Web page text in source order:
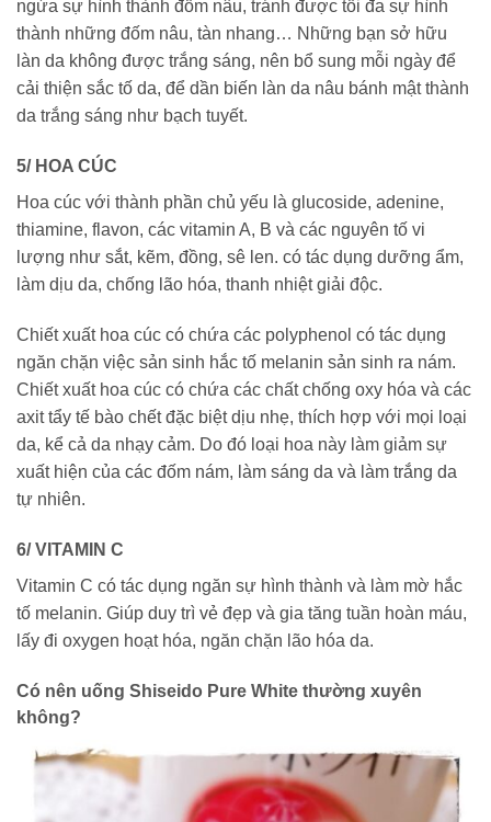
ngừa sự hình thành đốm nâu, tránh được tối đa sự hình
thành những đốm nâu, tàn nhang… Những bạn sở hữu
làn da không được trắng sáng, nên bổ sung mỗi ngày để
cải thiện sắc tố da, để dần biến làn da nâu bánh mật thành
da trắng sáng như bạch tuyết.
5/ HOA CÚC
Hoa cúc với thành phần chủ yếu là glucoside, adenine,
thiamine, flavon, các vitamin A, B và các nguyên tố vi
lượng như sắt, kẽm, đồng, sê len. có tác dụng dưỡng ẩm,
làm dịu da, chống lão hóa, thanh nhiệt giải độc.
Chiết xuất hoa cúc có chứa các polyphenol có tác dụng
ngăn chặn việc sản sinh hắc tố melanin sản sinh ra nám.
Chiết xuất hoa cúc có chứa các chất chống oxy hóa và các
axit tẩy tế bào chết đặc biệt dịu nhẹ, thích hợp với mọi loại
da, kể cả da nhạy cảm. Do đó loại hoa này làm giảm sự
xuất hiện của các đốm nám, làm sáng da và làm trắng da
tự nhiên.
6/ VITAMIN C
Vitamin C có tác dụng ngăn sự hình thành và làm mờ hắc
tố melanin. Giúp duy trì vẻ đẹp và gia tăng tuần hoàn máu,
lấy đi oxygen hoạt hóa, ngăn chặn lão hóa da.
Có nên uống Shiseido Pure White thường xuyên
không?